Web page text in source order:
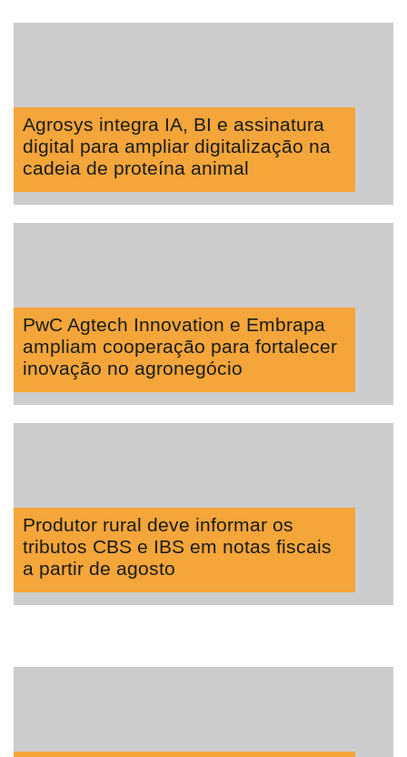
Agrosys integra IA, BI e assinatura
digital para ampliar digitalização na
cadeia de proteína animal
PwC Agtech Innovation e Embrapa
ampliam cooperação para fortalecer
inovação no agronegócio
Produtor rural deve informar os
tributos CBS e IBS em notas fiscais
a partir de agosto